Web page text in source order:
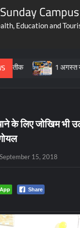
Sunday Campus
Education and
1 अगस्त से देशभर में
के लिए जोखिम भी
September 15, 2018
Share